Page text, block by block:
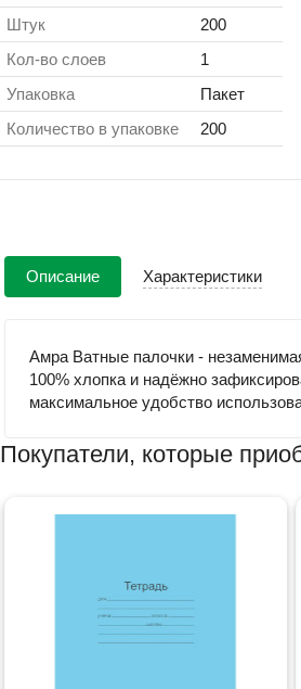
Штук
200
Кол-во слоев
1
Упаковка
Пакет
Количество в упаковке
200
Описание Характеристики
Амра Ватные палочки -
100% хлопка и надёжно
максимальное удобство
Покупатели, которые